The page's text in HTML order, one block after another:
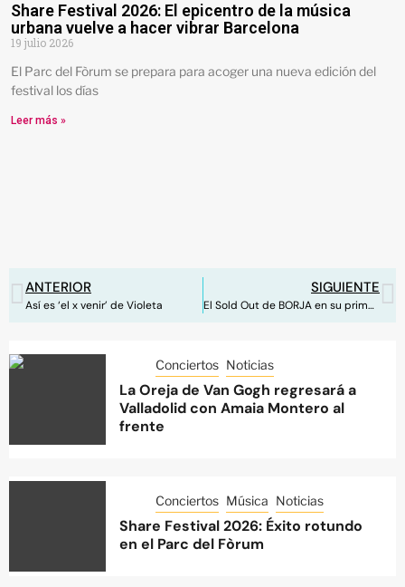
Share Festival 2026: El epicentro de la música
urbana vuelve a hacer vibrar Barcelona
19 julio 2026
El Parc del Fòrum se prepara para acoger una nueva edición del
festival los días
Leer más »
ANTERIOR
Así es ‘el x venir’ de Violeta
SIGUIENTE
El Sold Out de BORJA en su primer concierto en Madrid
Conciertos Noticias
La Oreja de Van Gogh regresará a
Valladolid con Amaia Montero al
frente
Conciertos Música Noticias
Share Festival 2026: Éxito rotundo
en el Parc del Fòrum